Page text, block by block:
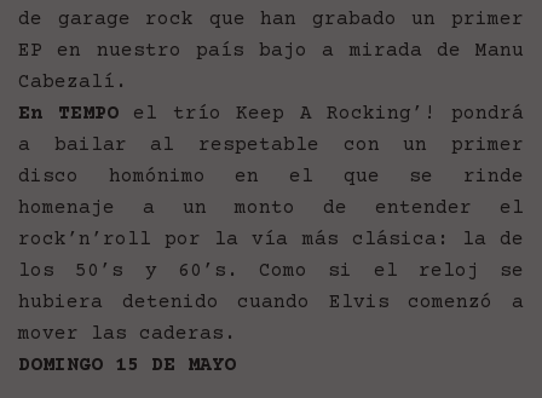
de garage rock que han grabado un primer
EP en nuestro país bajo a mirada de Manu
Cabezalí.
En TEMPOel trío Keep A Rocking’! pondrá
a bailar al respetable con un primer
disco homónimo en el que se rinde
homenaje a un monto de entender el
rock’n’roll por la vía más clásica: la de
los 50’s y 60’s. Como si el reloj se
hubiera detenido cuando Elvis comenzó a
mover las caderas.
DOMINGO 15 DE MAYO